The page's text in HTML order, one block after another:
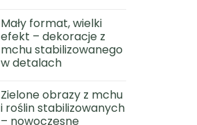
Mały format, wielki
efekt – dekoracje z
mchu stabilizowanego
w detalach
Zielone obrazy z mchu
i roślin stabilizowanych
– nowoczesne